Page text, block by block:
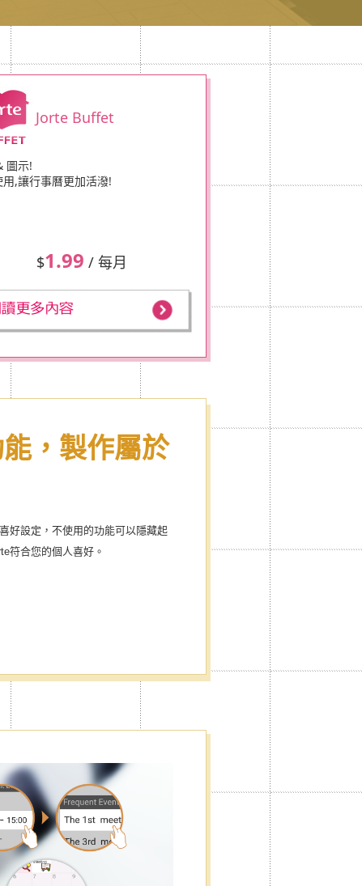
Jorte Buffet
圖示!
,讓行事曆更加活潑!
$1.99 / 每月
，製作屬於
好設定，不使用的功能可以隱藏起
符合您的個人喜好。
也可隱藏廣告。
& 圖示
專屬style